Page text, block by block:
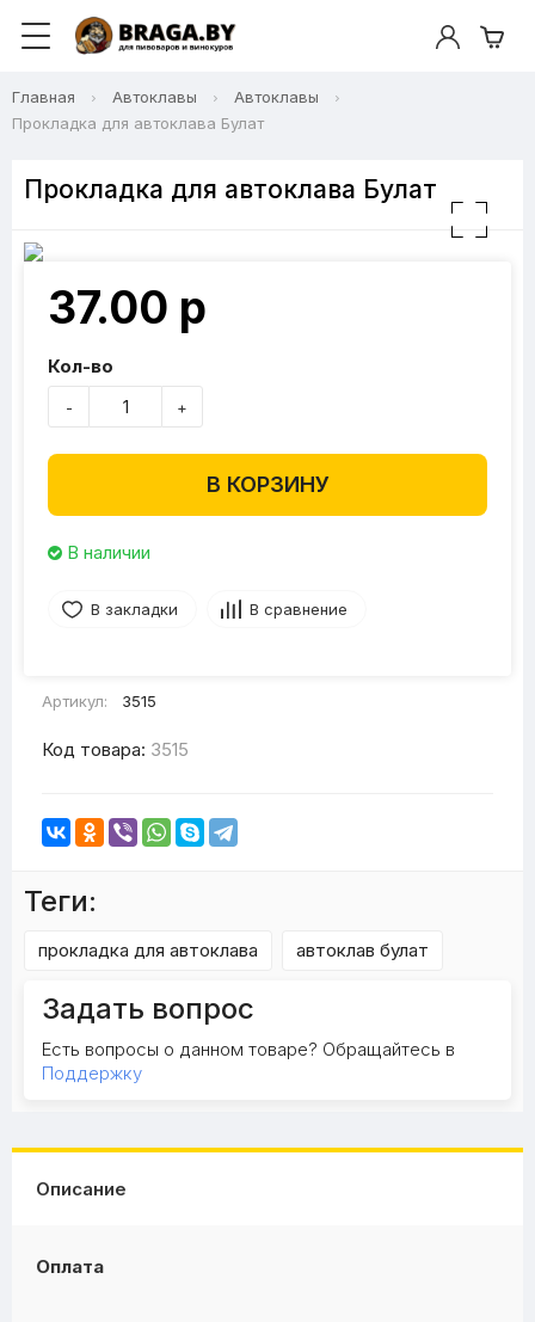
Главная Автоклавы
Автоклавы
Прокладка для автоклава Булат
Прокладка для автоклава Булат
37.00 р
Кол-во
- +
В КОРЗИНУ
В наличии
В закладки В сравнение
Артикул: 3515
Код товара: 3515
Теги:
прокладка для автоклава автоклав булат
Задать вопрос
Есть вопросы о данном товаре? Обращайтесь в
Поддержку
Описание
Оплата